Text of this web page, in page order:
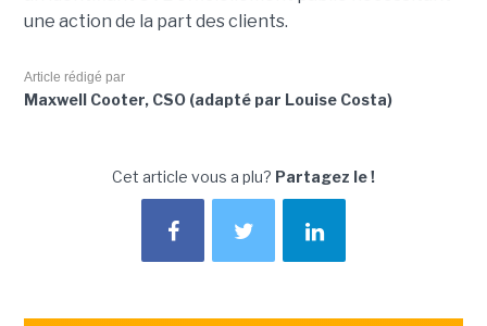
une action de la part des clients.
Article rédigé par
Maxwell Cooter, CSO (adapté par Louise Costa)
Cet article vous a plu? Partagez le !